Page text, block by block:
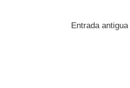
Entrada antigua